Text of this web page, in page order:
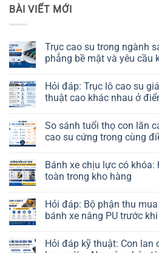
BÀI VIẾT MỚI
Trục cao su trong ngành
phẳng bề mặt và yêu cầu
bình
luận
ở
su
trong
ngành
màng
BOPP:
Độ
mặt
và
yêu
không
tạo
Hỏi đáp: Trục lô cao su
thuật cao khác nhau ở
bình
luận
ở
Trục
lô
cao
rẻ
và
trục
cao
su
So sánh tuổi thọ con lăn
cao su cứng trong cùng
bình
luận
ở
sánh
tuổi
thọ
con
cao
su
Bánh xe chịu lực có
toàn trong kho hàng
bình
luận
ở
chịu
Hỏi đáp: Bộ phận thu
bánh xe nâng PU trước
bình
Hỏi đáp kỹ thuật: Con lan